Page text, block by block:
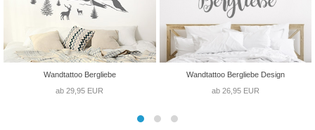
Wandtattoo Bergliebe
ab 29,95 EUR
Wandtattoo Bergliebe Design
ab 26,95 EUR